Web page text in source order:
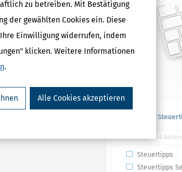
zu betreiben. Mit Bestätigung
der gewählten Cookies ein. Diese
Einwilligung widerrufen, indem
klicken. Weitere Informationen
.
Alle Cookies akzeptieren
2025)
ab 32,95 €
Bewertung:
Kostenlose
Steuertipps
Steuertipps